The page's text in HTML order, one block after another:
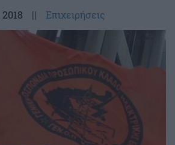
|| Επιχειρήσεις